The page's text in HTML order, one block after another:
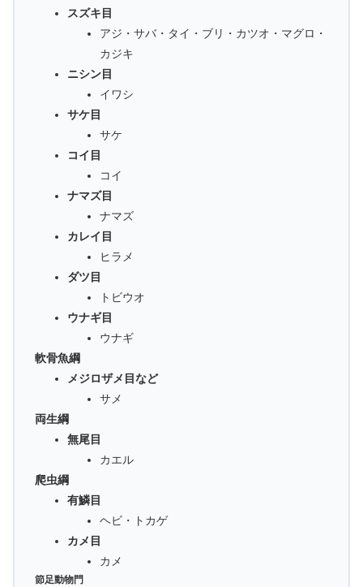
スズキ目
アジ・サバ・タイ・ブリ・カツオ・マグロ・
カジキ
ニシン目
イワシ
サケ目
サケ
コイ目
コイ
ナマズ目
ナマズ
カレイ目
ヒラメ
ダツ目
トビウオ
ウナギ目
ウナギ
軟骨魚綱
メジロザメ目など
サメ
両生綱
無尾目
カエル
爬虫綱
有鱗目
ヘビ・トカゲ
カメ目
カメ
節足動物門